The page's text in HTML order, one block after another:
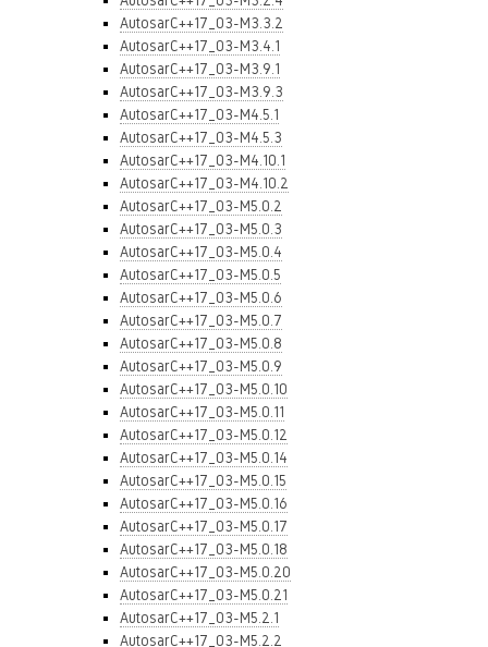
AutosarC++17_03-M3.3.2
AutosarC++17_03-M3.4.1
AutosarC++17_03-M3.9.1
AutosarC++17_03-M3.9.3
AutosarC++17_03-M4.5.1
AutosarC++17_03-M4.5.3
AutosarC++17_03-M4.10.1
AutosarC++17_03-M4.10.2
AutosarC++17_03-M5.0.2
AutosarC++17_03-M5.0.3
AutosarC++17_03-M5.0.4
AutosarC++17_03-M5.0.5
AutosarC++17_03-M5.0.6
AutosarC++17_03-M5.0.7
AutosarC++17_03-M5.0.8
AutosarC++17_03-M5.0.9
AutosarC++17_03-M5.0.10
AutosarC++17_03-M5.0.11
AutosarC++17_03-M5.0.12
AutosarC++17_03-M5.0.14
AutosarC++17_03-M5.0.15
AutosarC++17_03-M5.0.16
AutosarC++17_03-M5.0.17
AutosarC++17_03-M5.0.18
AutosarC++17_03-M5.0.20
AutosarC++17_03-M5.0.21
AutosarC++17_03-M5.2.1
AutosarC++17_03-M5.2.2